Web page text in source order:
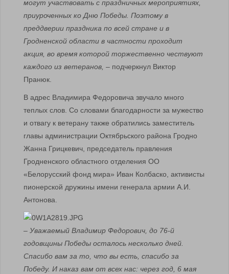
могут участвовать с праздничных мероприятиях,
приуроченных ко Дню Победы. Поэтому в
преддверии праздника по всей стране и в
Гродненской области в частности проходит
акция, во время которой торжественно чествуют
каждого из ветеранов, – подчеркнул Виктор
Пранюк.
В адрес Владимира Федоровича звучало много
теплых слов. Со словами благодарности за мужество
и отвагу к ветерану также обратились заместитель
главы администрации Октябрьского района Гродно
Жанна Грицкевич, председатель правления
Гродненского областного отделения ОО
«Белорусский фонд мира» Иван Колбаско, активисты
пионерской дружины имени генерала армии А.И.
Антонова.
– Уважаемый Владимир Федорович, до 76-й
годовщины Победы осталось несколько дней.
Спасибо вам за то, что вы есть, спасибо за
Победу. И наказ вам от всех нас: через год, 6 мая